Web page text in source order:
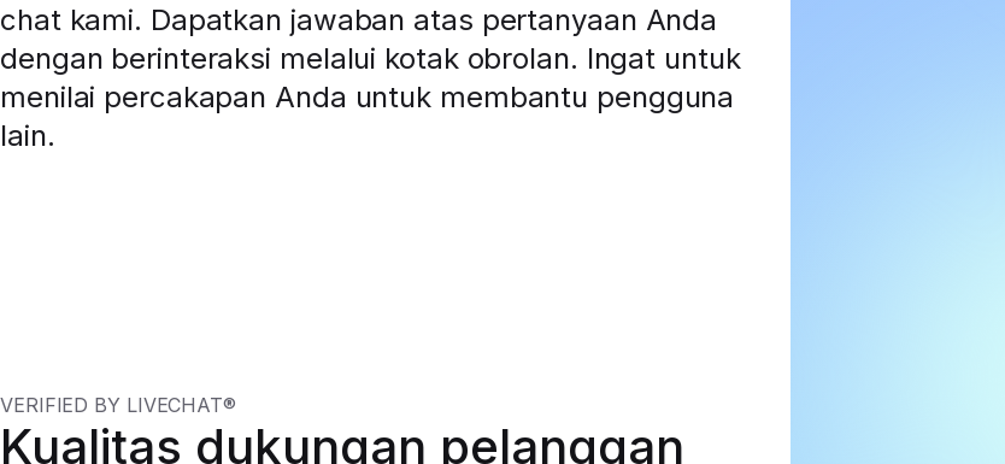
chat kami. Dapatkan jawaban atas pertanyaan Anda
dengan berinteraksi melalui kotak obrolan. Ingat untuk
menilai percakapan Anda untuk membantu pengguna
lain.
VERIFIED BY LIVECHAT®
Kualitas dukungan pelanggan